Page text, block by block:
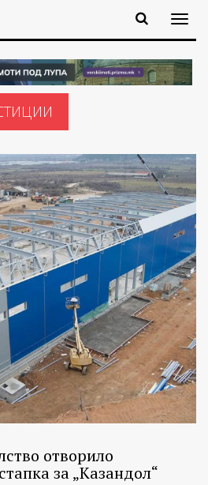
отворило
за „Казандол“